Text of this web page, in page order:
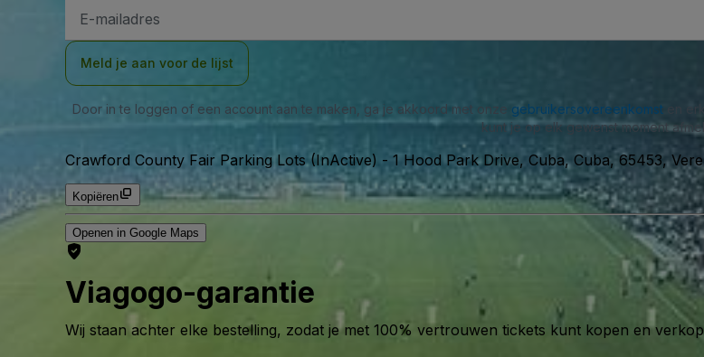
mailadres
Meld je aan voor de lijst
Door in te loggen of een account aan te maken, ga je akkoord met onze gebruikersovereenkomst en
kunt je op elk gewenst moment
Crawford County Fair Parking Lots (InActive) - 1 Hood Park Drive, Cuba, Cuba, 65453,
Kopiëren
Openen in Google Maps
Viagogo-garantie
Wij staan achter elke bestelling, zodat je met 100% vertrouwen tickets kunt kopen en